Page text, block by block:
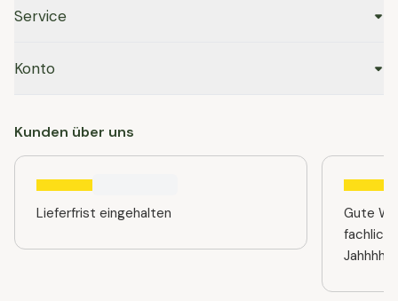
Service
Konto
Kunden über uns
Lieferfrist eingehalten
Gute
fachlich